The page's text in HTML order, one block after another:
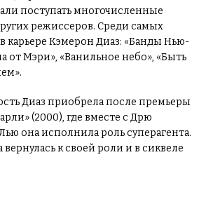
поступать многочисленные
режиссеров. Среди самых
карьере Кэмерон Диаз: «Банды Нью-
от Мэри», «Ванильное небо», «Быть
Диаз приобрела после премьеры
(2000), где вместе с Дрю
она исполнила роль суперагента.
к своей роли и в сиквеле